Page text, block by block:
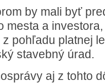
by mali byť
mesta a
pohľadu platnej
stavebný úrad.
aj z tohto